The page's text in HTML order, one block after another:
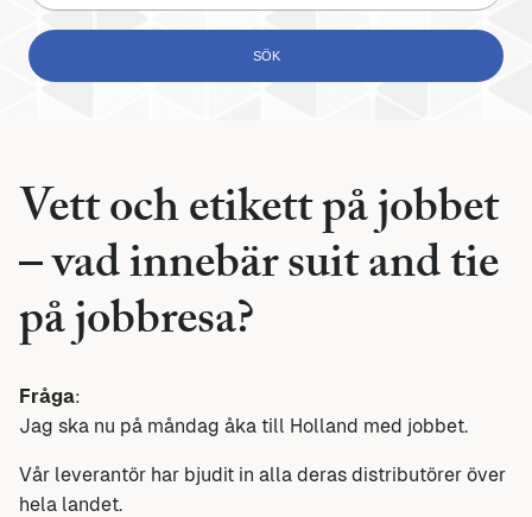
Vett och etikett på jobbet
– vad innebär suit and tie
på jobbresa?
Fråga:
Jag ska nu på måndag åka till Holland med jobbet.
Vår leverantör har bjudit in alla deras distributörer över
hela landet.